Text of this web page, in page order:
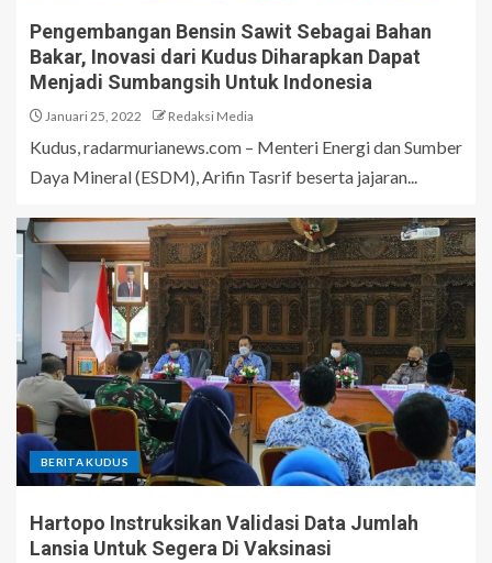
Pengembangan Bensin Sawit Sebagai Bahan
Bakar, Inovasi dari Kudus Diharapkan Dapat
Menjadi Sumbangsih Untuk Indonesia
Januari 25, 2022 Redaksi Media
Kudus, radarmurianews.com – Menteri Energi dan Sumber
Daya Mineral (ESDM), Arifin Tasrif beserta jajaran...
BERITA KUDUS
Hartopo Instruksikan Validasi Data Jumlah
Lansia Untuk Segera Di Vaksinasi